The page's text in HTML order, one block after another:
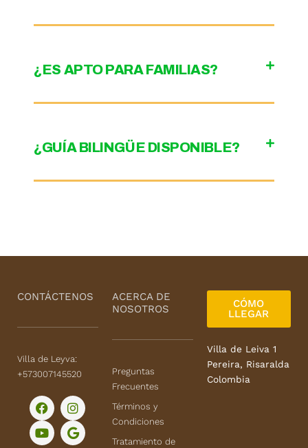
¿ES APTO PARA FAMILIAS?
¿GUÍA BILINGÜE DISPONIBLE?
CONTÁCTENOS
Villa de Leyva:
+573007145520
F
a
c
e
I
n
s
t
Y
o
u
t
G
o
o
g
ACERCA DE
NOSOTROS
Preguntas
Frecuentes
Términos y
Condiciones
Tratamiento de
CÓMO
LLEGAR
Villa de Leiva 1
Pereira, Risaralda
Colombia